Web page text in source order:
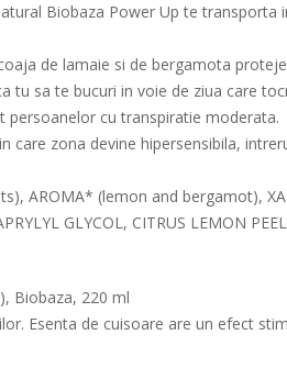
Biobaza Power Up te transporta
de lamaie si de bergamota
tu sa te bucuri in voie de ziua care
persoanelor cu transpiratie moderata.
zona devine hipersensibila,
AROMA* (lemon and bergamot),
GLYCOL, CITRUS LEMON
Biobaza, 220 ml
Esenta de cuisoare are un efect